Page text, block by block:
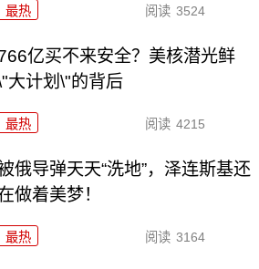
最热 阅读 3524
亿买不来安全？美核潜光鲜
大计划\"的背后
最热 阅读 4215
俄导弹天天“洗地”，泽连斯基还
做着美梦！
最热 阅读 3164